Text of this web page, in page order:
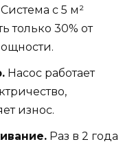
с 5 м²
только 30% от
Насос работает
износ.
Раз в 2 года